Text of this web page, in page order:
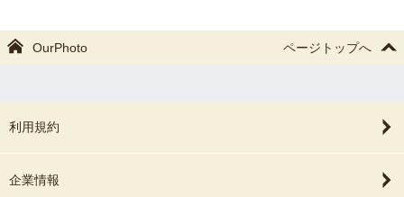
いします✨
OurPhoto ページトップへ
利用規約
企業情報